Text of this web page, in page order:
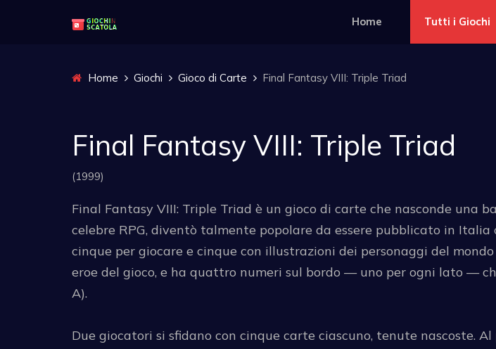
Home Tutti i Giochi
Home Giochi Gioco di Carte Final Fantasy VIII: Triple Triad
Final Fantasy VIII: Triple Triad
(1999)
Final Fantasy VIII: Triple Triad è un gioco di carte che nasconde una
celebre RPG, diventò talmente popolare da essere pubblicato in Italia
cinque per giocare e cinque con illustrazioni dei personaggi del
eroe del gioco, e ha quattro numeri sul bordo — uno per ogni lato —
A).
Due giocatori si sfidano con cinque carte ciascuno, tenute nascoste.